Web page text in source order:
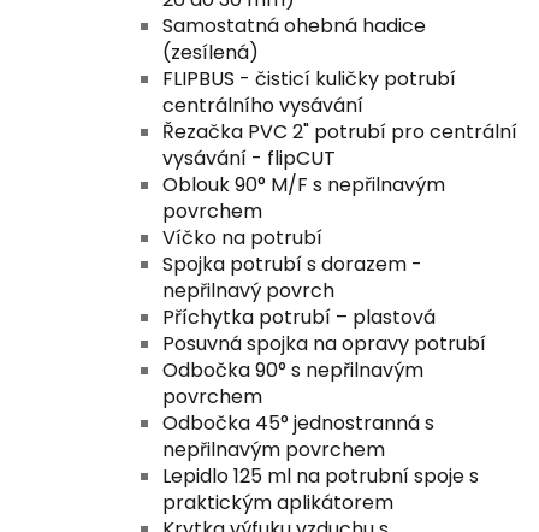
Samostatná ohebná hadice
(zesílená)
FLIPBUS - čisticí kuličky potrubí
centrálního vysávání
Řezačka PVC 2" potrubí pro centrální
vysávání - flipCUT
Oblouk 90° M/F s nepřilnavým
povrchem
Víčko na potrubí
Spojka potrubí s dorazem -
nepřilnavý povrch
Příchytka potrubí – plastová
Posuvná spojka na opravy potrubí
Odbočka 90° s nepřilnavým
povrchem
Odbočka 45° jednostranná s
nepřilnavým povrchem
Lepidlo 125 ml na potrubní spoje s
praktickým aplikátorem